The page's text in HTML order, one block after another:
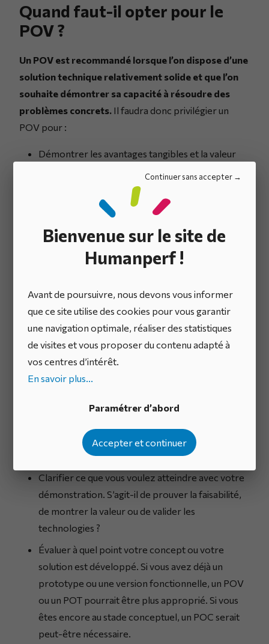
Continuer sans accepter
Bienvenue sur le site de
Humanperf !
Avant de poursuivre, nous devons vous informer
que ce site utilise des cookies pour vous garantir
une navigation optimale, réaliser des statistiques
de visites et vous proposer du contenu adapté à
vos centres d’intérêt.
En savoir plus...
Paramétrer d’abord
Accepter et continuer
Quand faut-il opter pour le
POV ?
Un POV est recommandé lorsque l’on dispose d’une
solution technique relativement solide et que l’on
souhaite démontrer sa capacité à résoudre des
problèmes concrets. Il faudra donc privilégier un
POV pour :
Démontrer les avantages tangibles et la valeur
Quantifier les gains en efficacité, les économies
de coûts ou d’autres avantages que la solution
Quand faut-il opter pour le
POT ?
Pour prendre une décision éclairée, nous vous
recommandons de :
Clarifier ce que vous voulez atteindre avec votre
démonstration. S’agit-il de prouver la faisabilité,
de montrer la valeur ou de valider les
technologies ?
Évaluer à quel point votre concept ou votre
solution est développé. Si vous avez déjà un
prototype ou une version fonctionnelle, un POV
ou un POT pourrait être plus approprié. Si vous
êtes encore au stade conceptuel, un POC serait
peut-être nécessaire.